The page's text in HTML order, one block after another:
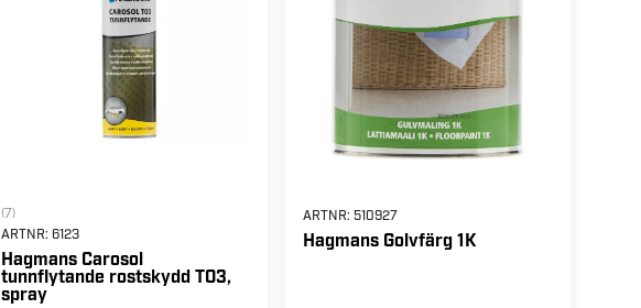
(7)
ARTNR: 6123
Hagmans Carosol
tunnflytande rostskydd TO3,
spray
ARTNR:510927
Hagmans Golvfärg 1K